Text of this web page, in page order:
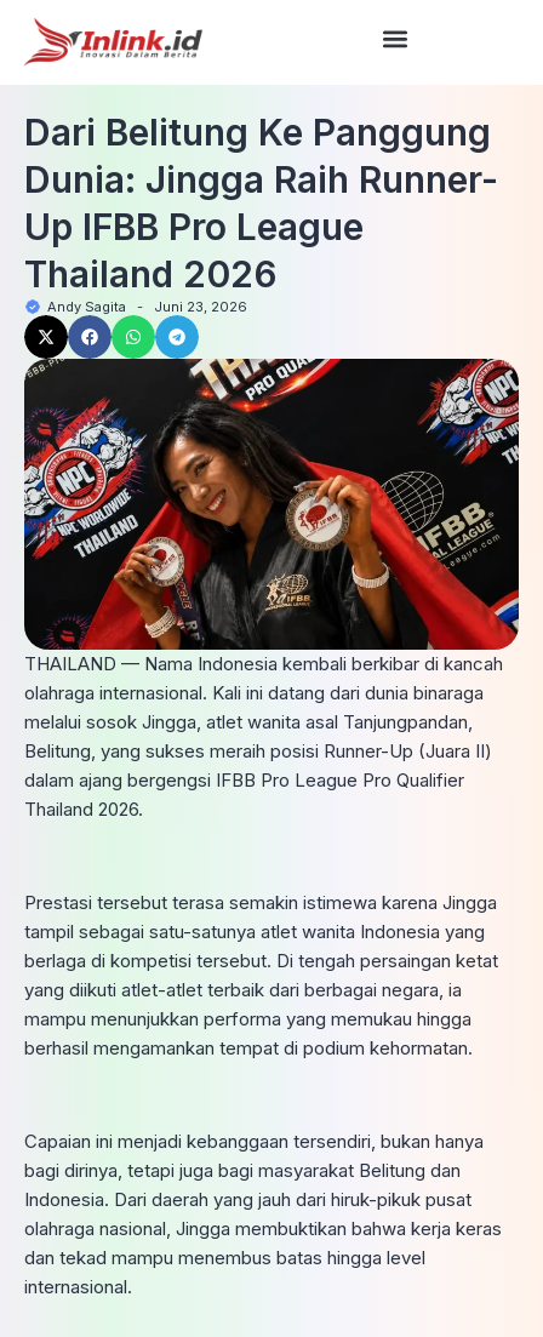
Dari Belitung Ke Panggung
Dunia: Jingga Raih Runner-
Up IFBB Pro League
Thailand 2026
Andy Sagita - Juni 23, 2026
THAILAND — Nama Indonesia kembali berkibar di kancah
olahraga internasional. Kali ini datang dari dunia binaraga
melalui sosok Jingga, atlet wanita asal Tanjungpandan,
Belitung, yang sukses meraih posisi Runner-Up (Juara II)
dalam ajang bergengsi IFBB Pro League Pro Qualifier
Thailand 2026.
Prestasi tersebut terasa semakin istimewa karena Jingga
tampil sebagai satu-satunya atlet wanita Indonesia yang
berlaga di kompetisi tersebut. Di tengah persaingan ketat
yang diikuti atlet-atlet terbaik dari berbagai negara, ia
mampu menunjukkan performa yang memukau hingga
berhasil mengamankan tempat di podium kehormatan.
Capaian ini menjadi kebanggaan tersendiri, bukan hanya
bagi dirinya, tetapi juga bagi masyarakat Belitung dan
Indonesia. Dari daerah yang jauh dari hiruk-pikuk pusat
olahraga nasional, Jingga membuktikan bahwa kerja keras
dan tekad mampu menembus batas hingga level
internasional.